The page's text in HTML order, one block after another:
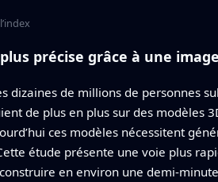
précise grâce à une
dizaines de millions de personnes
de plus en plus sur des modèles
ces modèles nécessitent
étude présente une voie plus
en environ une demi-